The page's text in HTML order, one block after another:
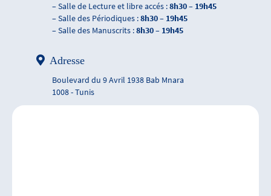
– Salle de Lecture et libre accés :8h30 – 19h45
– Salle des Périodiques :8h30 – 19h45
– Salle des Manuscrits :8h30 – 19h45
Adresse
Boulevard du 9 Avril 1938 Bab Mnara
1008 - Tunis